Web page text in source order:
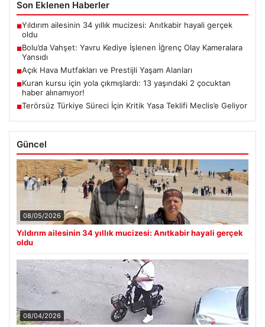
Son Eklenen Haberler
■Yıldırım ailesinin 34 yıllık mucizesi: Anıtkabir hayali gerçek
oldu
■Bolu’da Vahşet: Yavru Kediye İşlenen İğrenç Olay Kameralara
Yansıdı
■Açık Hava Mutfakları ve Prestijli Yaşam Alanları
■Kuran kursu için yola çıkmışlardı: 13 yaşındaki 2 çocuktan
haber alınamıyor!
■Terörsüz Türkiye Süreci İçin Kritik Yasa Teklifi Meclis’e Geliyor
Güncel
08/05/2026
Yıldırım ailesinin 34 yıllık mucizesi: Anıtkabir hayali gerçek
oldu
08/04/2026